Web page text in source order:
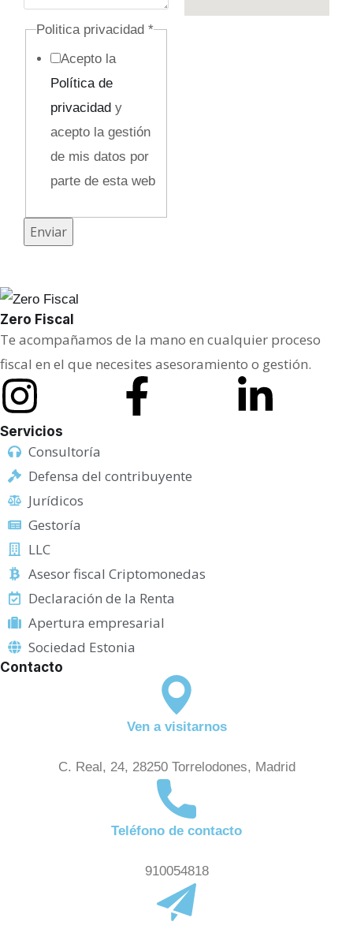
E
mPolitica privacidad *
Acepto la
Política de
privacidady
acepto la gestión
de mis datos por
parte de esta web
Enviar
Zero Fiscal
Te acompañamos de la mano en cualquier proceso
fiscal en el que necesites asesoramiento o gestión.
Servicios
Consultoría
Defensa del contribuyente
Jurídicos
Gestoría
LLC
Asesor fiscal Criptomonedas
Declaración de la Renta
Apertura empresarial
Sociedad Estonia
Contacto
Ven a visitarnos
C. Real, 24, 28250 Torrelodones, Madrid
Teléfono de contacto
910054818